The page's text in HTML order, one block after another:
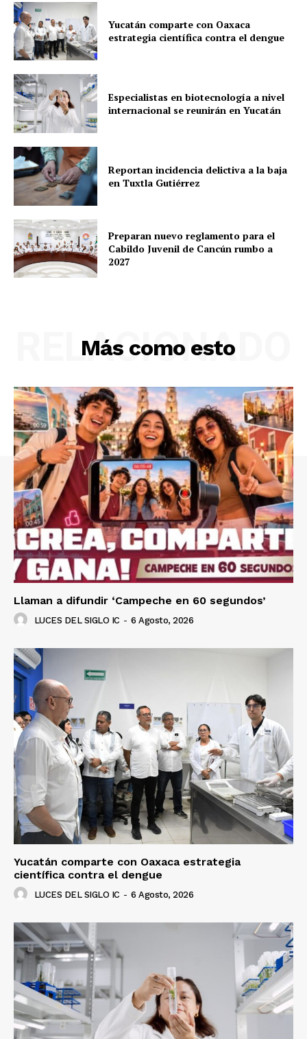
Yucatán comparte con Oaxaca
estrategia científica contra el dengue
Especialistas en biotecnología a nivel
internacional se reunirán en Yucatán
Reportan incidencia delictiva a la baja
en Tuxtla Gutiérrez
Preparan nuevo reglamento para el
Cabildo Juvenil de Cancún rumbo a
2027
Más como esto
RELACIONADO
Llaman a difundir ‘Campeche en 60 segundos’
LUCES DEL SIGLO IC - 6 Agosto, 2026
Yucatán comparte con Oaxaca estrategia
científica contra el dengue
LUCES DEL SIGLO IC - 6 Agosto, 2026